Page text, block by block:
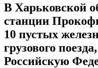
В Харьковской
станции
10 пустых
грузового
Российскую